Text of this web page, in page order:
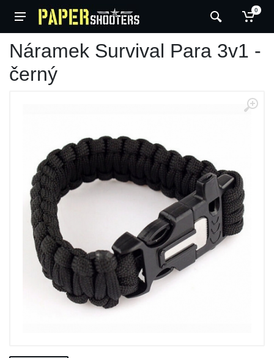
0
Náramek Survival Para 3v1 -
černý